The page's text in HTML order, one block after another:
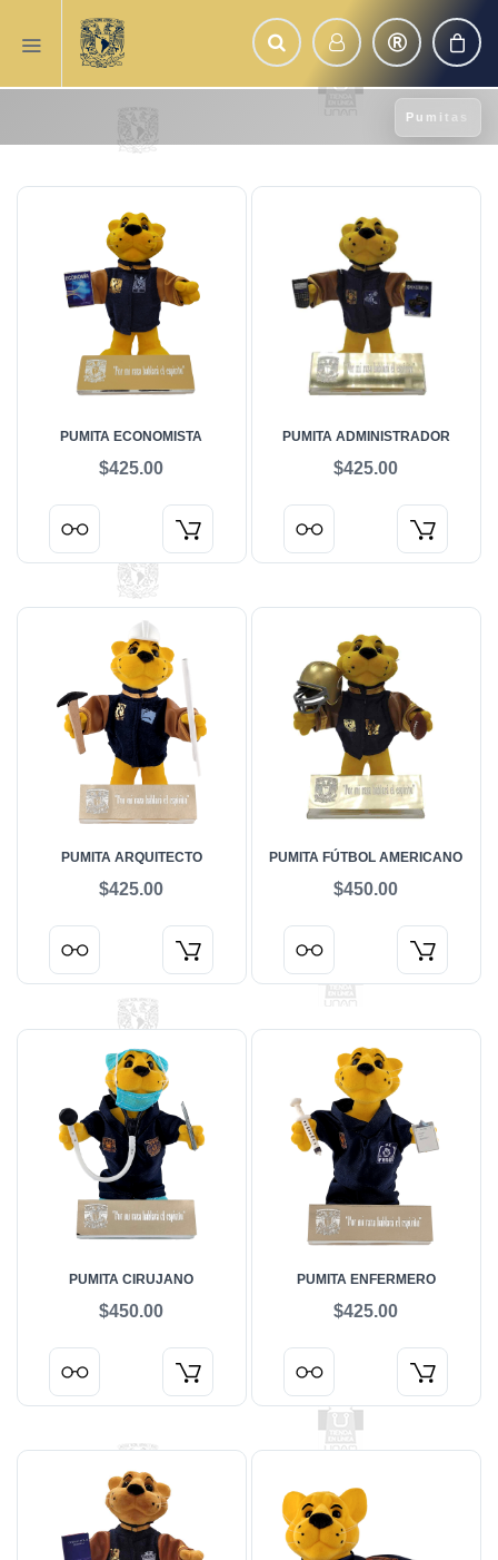
Pumitas
PUMITA ECONOMISTA
$425.00
PUMITA ADMINISTRADOR
$425.00
PUMITA ARQUITECTO
$425.00
PUMITA FÚTBOL AMERICANO
$450.00
PUMITA CIRUJANO
$450.00
PUMITA ENFERMERO
$425.00